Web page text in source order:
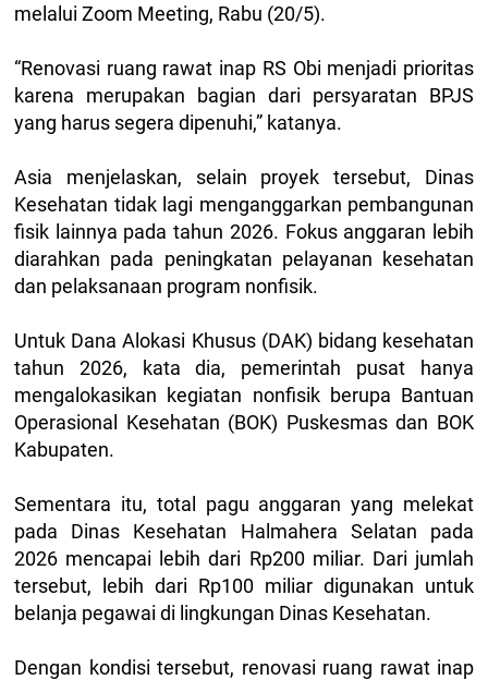
melalui Zoom Meeting, Rabu (20/5).
“Renovasi ruang rawat inap RS Obi menjadi prioritas
karena merupakan bagian dari persyaratan BPJS
yang harus segera dipenuhi,” katanya.
Asia menjelaskan, selain proyek tersebut, Dinas
Kesehatan tidak lagi menganggarkan pembangunan
fisik lainnya pada tahun 2026. Fokus anggaran lebih
diarahkan pada peningkatan pelayanan kesehatan
dan pelaksanaan program nonfisik.
Untuk Dana Alokasi Khusus (DAK) bidang kesehatan
tahun 2026, kata dia, pemerintah pusat hanya
mengalokasikan kegiatan nonfisik berupa Bantuan
Operasional Kesehatan (BOK) Puskesmas dan BOK
Kabupaten.
Sementara itu, total pagu anggaran yang melekat
pada Dinas Kesehatan Halmahera Selatan pada
2026 mencapai lebih dari Rp200 miliar. Dari jumlah
tersebut, lebih dari Rp100 miliar digunakan untuk
belanja pegawai di lingkungan Dinas Kesehatan.
Dengan kondisi tersebut, renovasi ruang rawat inap